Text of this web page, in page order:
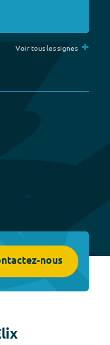
Voir tous les signes +
nous